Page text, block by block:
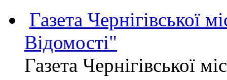
Газета Чернігівської
Відомості"
Газета Чернігівської